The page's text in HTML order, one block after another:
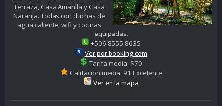
Terraza, Casa Amarilla y Casa
Naranja. Todas con duchas de
agua caliente, wifi y cocinas
equipadas.
+506 8555 8635
Ver por booking.com
Tarifa media: $70
Califación media: 91 Excelente
Ver en la mapa